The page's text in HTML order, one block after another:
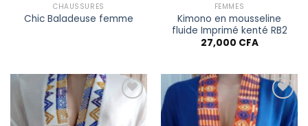
CHAUSSURES
Chic Baladeuse femme
FEMMES
Kimono en mousseline
fluide Imprimé kenté RB2
27,000 CFA